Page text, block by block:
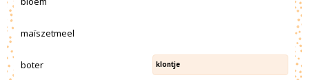
maïszetmeel
boter klontje